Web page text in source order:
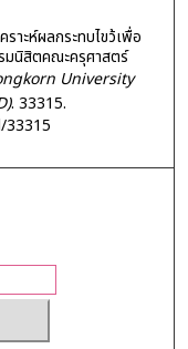
าะห์ผลกระทบไขว้เพื่อ
นิสิตคณะครุศาสตร์
University
. 33315.
33315